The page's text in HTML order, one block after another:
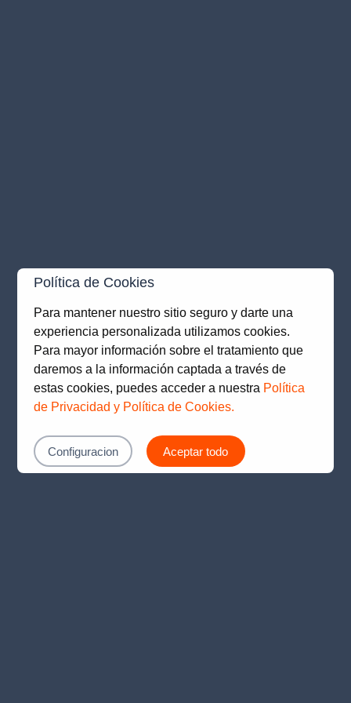
Política de Cookies
Para mantener nuestro sitio seguro y darte una
experiencia personalizada utilizamos cookies.
Para mayor información sobre el tratamiento que
daremos a la información captada a través de
estas cookies, puedes acceder a nuestra Política
de Privacidad y Política de Cookies.
Aceptar todo
Configuracion
Application error: a client-side exception has occurred while
loadingwww.prima.com.pe(see the browser console
more information).